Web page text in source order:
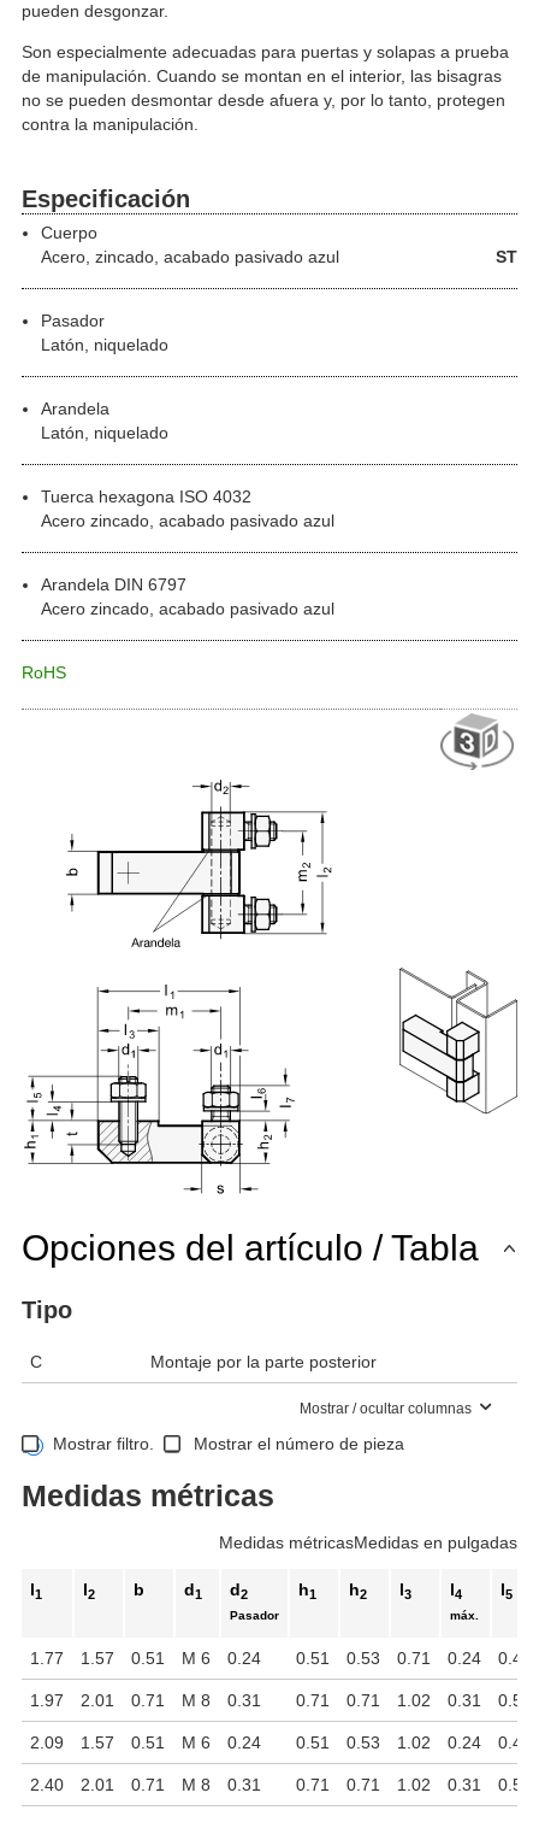
pueden desgonzar.
Son especialmente adecuadas para puertas y solapas a prueba
de manipulación. Cuando se montan en el interior, las bisagras
no se pueden desmontar desde afuera y, por lo tanto, protegen
contra la manipulación.
Especificación
Cuerpo
Acero
ST
, zincado, acabado pasivado azul
Pasador
Latón, niquelado
Arandela
Latón, niquelado
Tuerca hexagona ISO 4032
Acero zincado, acabado pasivado azul
Arandela DIN 6797
Acero zincado, acabado pasivado azul
RoHS
Opciones del artículo / Tabla
Tipo
C Montaje por la parte posterior
Mostrar / ocultar columnas
Mostrar filtro. Mostrar el número de pieza
Medidas métricas
Medidas métricasMedidas en pulgadas
l1 l2 b d1 d2
Pasador
h1 h2 l3 l4
máx.
l5
1.77 1.57 0.51 M 6 0.24 0.51 0.53 0.71 0.24 0.43
1.97 2.01 0.71 M 8 0.31 0.71 0.71 1.02 0.31 0.55
2.09 1.57 0.51 M 6 0.24 0.51 0.53 1.02 0.24 0.43
2.40 2.01 0.71 M 8 0.31 0.71 0.71 1.02 0.31 0.55